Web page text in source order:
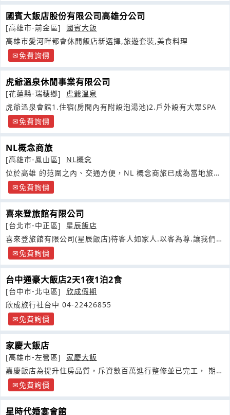
國賓大飯店股份有限公司高雄分公司
[高雄市-前金區]
國賓大飯
高雄市愛河畔都會休閒飯店新選擇,旅遊套裝,美食料理
免費詢價
虎爺溫泉休閒事業有限公司
[花蓮縣-瑞穗鄉]
虎爺溫泉
虎爺溫泉會館1.住宿(房間內有附設泡湯池)2.戶外設有大眾SPA
免費詢價
NL概念商旅
[高雄市-鳳山區]
NL概念
位於高雄 的范圍之內、交通方便，NL 概念商旅已成為當地旅遊
的最佳落腳點
免費詢價
喜來登旅館有限公司
[台北市-中正區]
星辰飯店
喜來登旅館有限公司(星辰飯店)待客人如家人.以客為尊.讓我們有
榮幸能為您服務
免費詢價
台中通豪大飯店2天1夜1泊2食
[台中市-北屯區]
欣成假期
欣成旅行社台中 04-22426855
免費詢價
家慶大飯店
[高雄市-左營區]
家慶大飯
嘉慶飯店為提升住房品質，斥資數百萬進行整修並已完工， 期待
以嶄新的新面貌來迎接每一位貴
免費詢價
星時代婚宴會館